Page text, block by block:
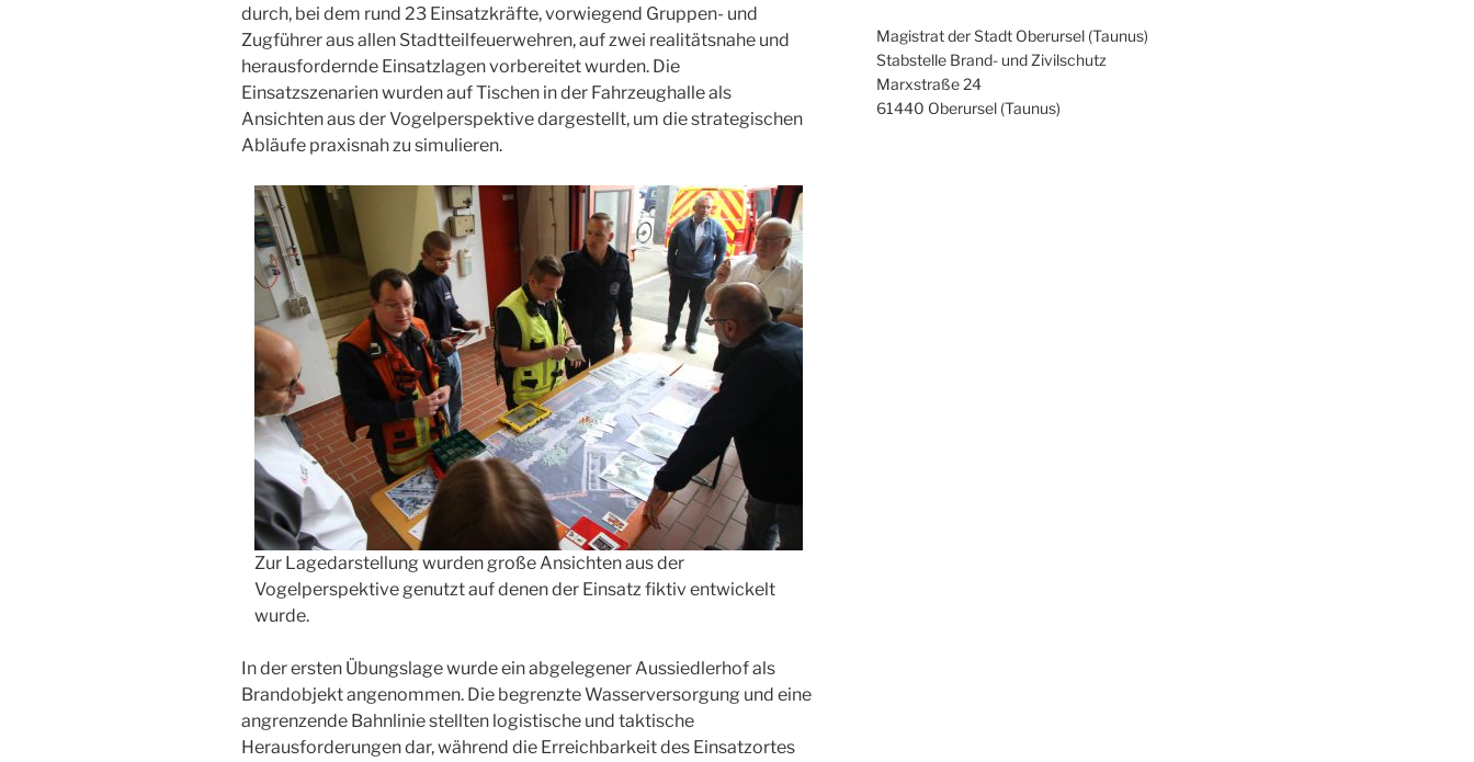
durch, bei dem rund 23 Einsatzkräfte, vorwiegend Gruppen- und
Zugführer aus allen Stadtteilfeuerwehren, auf zwei realitätsnahe und
herausfordernde Einsatzlagen vorbereitet wurden. Die
Einsatzszenarien wurden auf Tischen in der Fahrzeughalle als
Ansichten aus der Vogelperspektive dargestellt, um die strategischen
Abläufe praxisnah zu simulieren.
Zur Lagedarstellung wurden große Ansichten aus der
Vogelperspektive genutzt auf denen der Einsatz fiktiv entwickelt
wurde.
In der ersten Übungslage wurde ein abgelegener Aussiedlerhof als
Brandobjekt angenommen. Die begrenzte Wasserversorgung und eine
angrenzende Bahnlinie stellten logistische und taktische
Herausforderungen dar, während die Erreichbarkeit des Einsatzortes
Magistrat der Stadt Oberursel (Taunus)
Stabstelle Brand- und Zivilschutz
Marxstraße 24
61440 Oberursel (Taunus)